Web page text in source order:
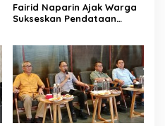
Fairid Naparin Ajak Warga
Sukseskan Pendataan